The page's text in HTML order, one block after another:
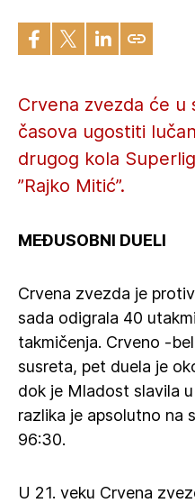
Crvena zvezda će u
časova ugostiti
drugog kola
”Rajko Mitić”.
MEĐUSOBNI DUELI
Crvena zvezda je
sada odigrala 40
takmičenja. Crveno -
susreta, pet duela je
dok je Mladost slavila
razlika je apsolutno na
96:30.
U 21. veku Crvena